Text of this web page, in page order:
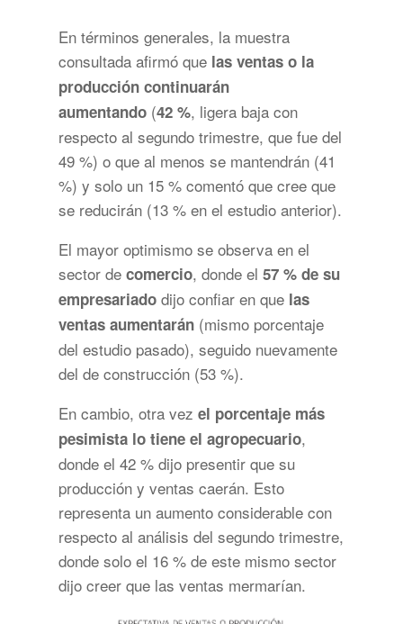
En términos generales, la muestra
consultada afirmó que las ventas o la
producción continuarán
aumentando (42 %, ligera baja con
respecto al segundo trimestre, que fue del
49 %) o que al menos se mantendrán (41
%) y solo un 15 % comentó que cree que
se reducirán (13 % en el estudio anterior).
El mayor optimismo se observa en el
sector de comercio, donde el 57 % de su
empresariado dijo confiar en que las
ventas aumentarán (mismo porcentaje
del estudio pasado), seguido nuevamente
del de construcción (53 %).
En cambio, otra vez el porcentaje más
pesimista lo tiene el agropecuario,
donde el 42 % dijo presentir que su
producción y ventas caerán. Esto
representa un aumento considerable con
respecto al análisis del segundo trimestre,
donde solo el 16 % de este mismo sector
dijo creer que las ventas mermarían.